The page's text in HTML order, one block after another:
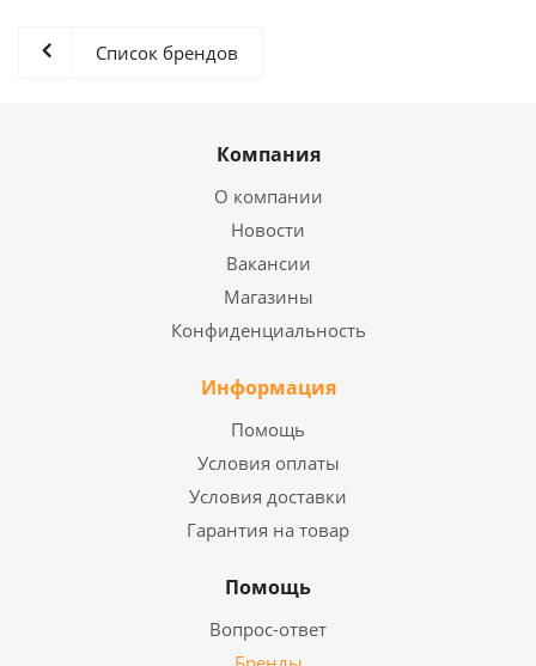
Список брендов
Компания
О компании
Новости
Вакансии
Магазины
Конфиденциальность
Информация
Помощь
Условия оплаты
Условия доставки
Гарантия на товар
Помощь
Вопрос-ответ